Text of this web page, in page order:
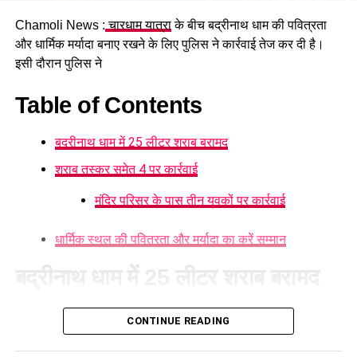
Chamoli News : चारधाम यात्राके बीच बद्रीनाथ धाम की पवित्रता
और धार्मिक मर्यादा बनाए रखने के लिए पुलिस ने कार्रवाई तेज कर दी है।
इसी दौरान पुलिस ने
Table of Contents
बद्रीनाथ धाम में 25 लीटर शराब बरामद
शराब तस्कर समेत 4 पर कार्रवाई
मंदिर परिसर के पास तीन युवकों पर कार्रवाई
धार्मिक स्थल की पवित्रता और मर्यादा का करें सम्मान
ऑपरेशन ‘प्रहार’ के तहत बद्रीनाथ पुलिस ने अवैध कच्ची शराब के साथ
एक व्यक्ति को गिरफ्तार किया है। इसके अलावा मंदिर परिसर के पास
सार्वजनिक स्थान पर कथित तौर पर अशोभनीय हरकत करने वाले तीन
CONTINUE READING